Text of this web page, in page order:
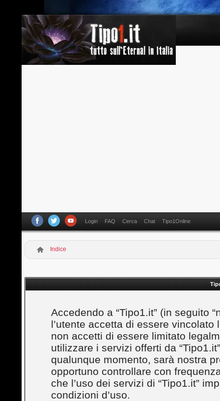
Login FAQ Cerca Chat Tipo1Online
Indice
Accedendo a “Tipo1.it” (in seguito
l’utente accetta di essere
non accetti di essere limitato
utilizzare i servizi offerti da
qualunque momento, sarà nostra
opportuno controllare con
che l’uso dei servizi di “Tipo1.it”
condizioni d’uso.